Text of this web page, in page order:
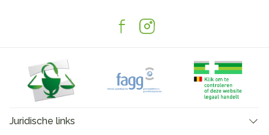
Juridische links